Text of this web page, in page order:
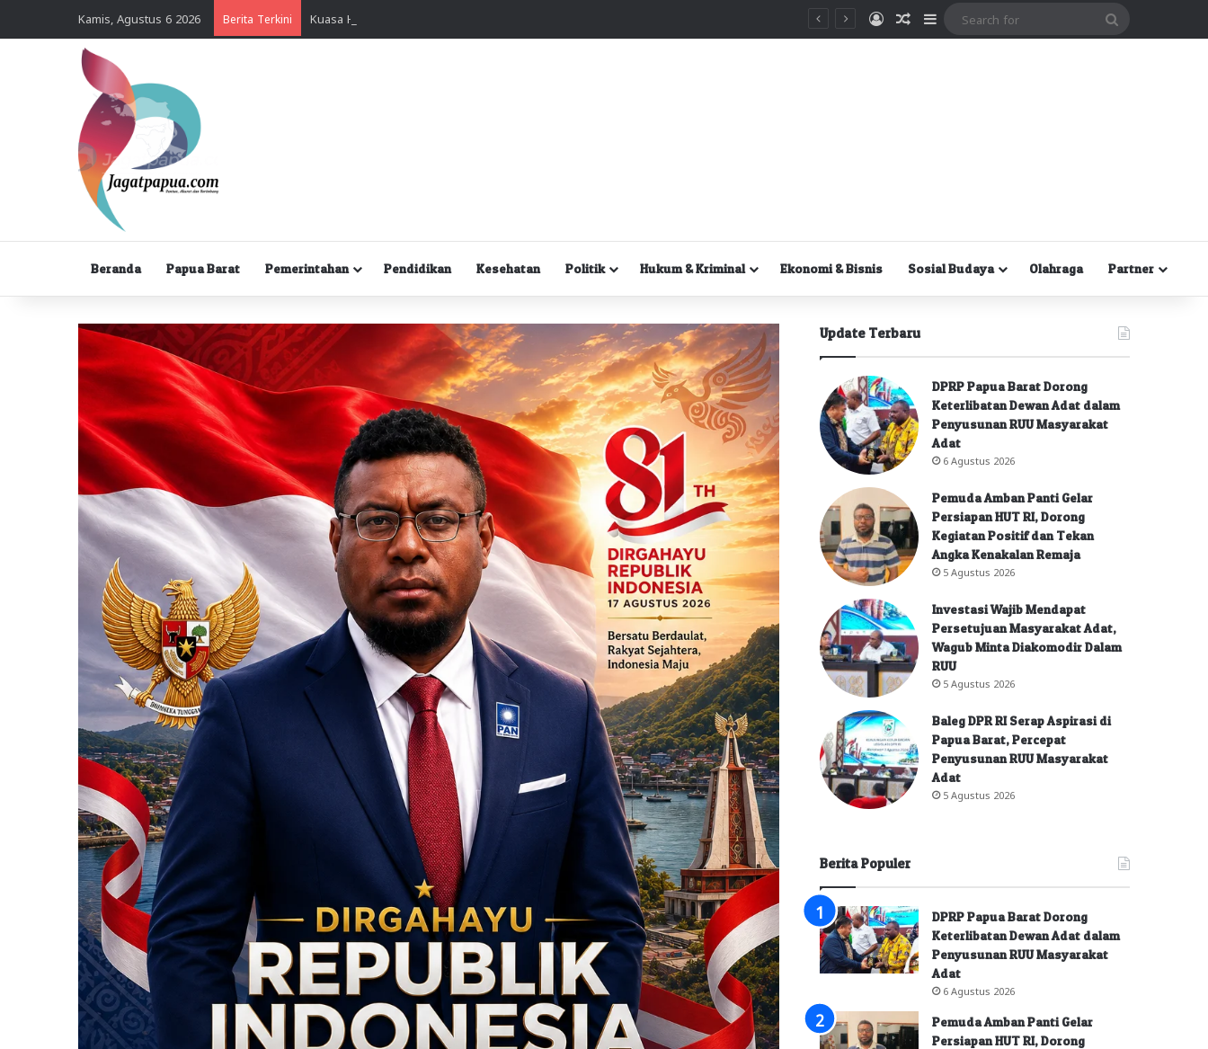
Kamis, Agustus 6 2026 Berita Terkini MasukRandom Article
Sidebar
Beranda Papua Barat Pemerintahan Pendidikan Kesehatan Politik Hukum & Kriminal Ekonomi & Bisnis Sosial Budaya Olahraga Partner
Update Terbaru
DPRP Papua Barat Dorong
Keterlibatan Dewan Adat dalam
Penyusunan RUU Masyarakat
Adat
6 Agustus 2026
Pemuda Amban Panti Gelar
Persiapan HUT RI, Dorong
Kegiatan Positif dan Tekan
Angka Kenakalan Remaja
5 Agustus 2026
Investasi Wajib Mendapat
Persetujuan Masyarakat Adat,
Wagub Minta Diakomodir Dalam
RUU
5 Agustus 2026
Baleg DPR RI Serap Aspirasi di
Papua Barat, Percepat
Penyusunan RUU Masyarakat
Adat
5 Agustus 2026
Berita Populer
DPRP Papua Barat Dorong
Keterlibatan Dewan Adat dalam
Penyusunan RUU Masyarakat
Adat
6 Agustus 2026
Pemuda Amban Panti Gelar
Persiapan HUT RI, Dorong